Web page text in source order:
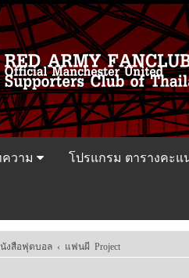
วาม โปรแกรม ตารางคะ
งสือฟุตบอล ‹ แฟนผี Project